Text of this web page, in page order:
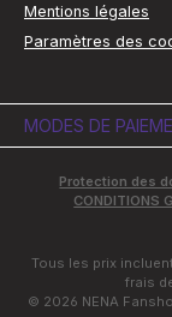
Mentions légales
Paramètres des
MODES DE
Protection des
CONDITIONS
Tous les prix
frais
© 2026 NENA